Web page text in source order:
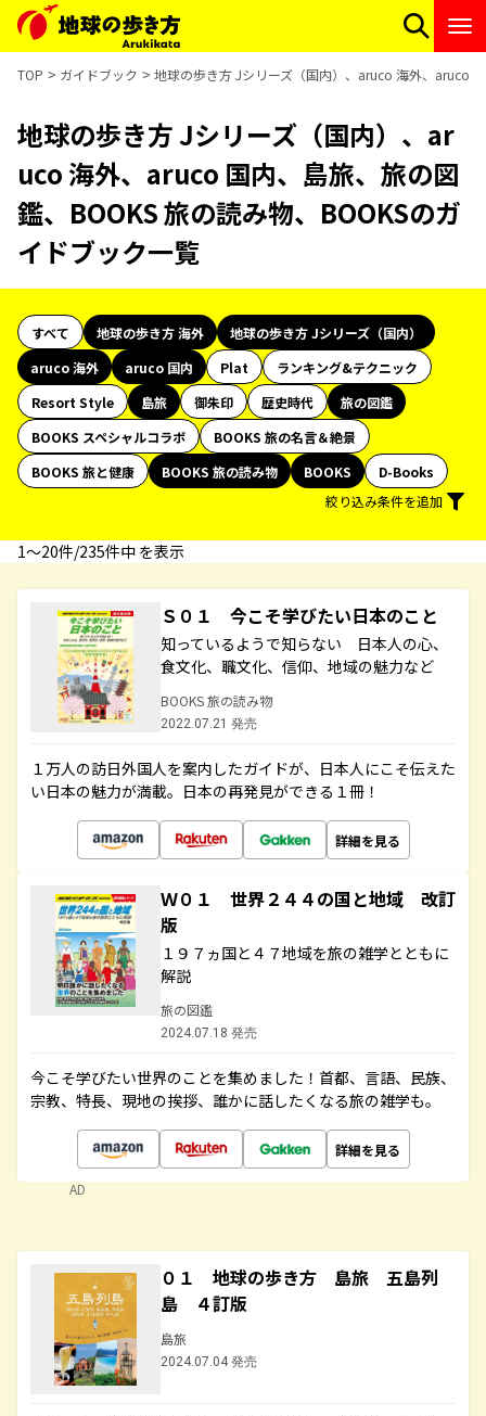
TOP ガイドブック 地球の歩き方 Jシリーズ（国内）、aruco 海外、aruco
地球の歩き方 Jシリーズ（国内）、ar
uco 海外、aruco 国内、島旅、旅の図
鑑、BOOKS 旅の読み物、BOOKSのガ
イドブック一覧
すべて 地球の歩き方 海外
地球の歩き方 Jシリーズ（国内）
aruco 海外
aruco 国内 Plat
ランキング&テクニック
Resort Style
島旅 御朱印 歴史時代
旅の図鑑
BOOKS スペシャルコラボ
BOOKS 旅の名言＆絶景
BOOKS 旅と健康
BOOKS 旅の読み物 BOOKS
D-Books
絞り込み条件を追加
1〜20件/235件中 を表示
Ｓ０１ 今こそ学びたい日本のこと
知っているようで知らない 日本人の心、
食文化、職文化、信仰、地域の魅力など
BOOKS 旅の読み物
2022.07.21 発売
１万人の訪日外国人を案内したガイドが、日本人にこそ伝えた
い日本の魅力が満載。日本の再発見ができる１冊！
詳細を見る
Ｗ０１ 世界２４４の国と地域 改訂
版
１９７ヵ国と４７地域を旅の雑学とともに
解説
旅の図鑑
2024.07.18 発売
今こそ学びたい世界のことを集めました！首都、言語、民族、
宗教、特長、現地の挨拶、誰かに話したくなる旅の雑学も。
詳細を見る
AD
０１ 地球の歩き方 島旅 五島列
島 ４訂版
島旅
2024.07.04 発売